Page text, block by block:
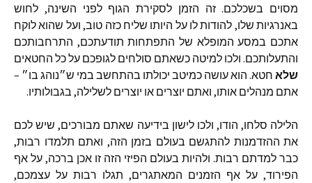
מסוים בשכלכם.זה הזמן לסקירת הגוף לפני השינה, לחוש
באנרגיות שלו, להודותלו על היותו שליח כזה טוב, ועל שהואלוקח
אתכם במסע המופלא של התפתחות תודעתכם, התרחבותכם
והתעלותכם. ולכו למיטה כשאתם סולחים לגופכם עלכל החטאים
שלא חטא. הואעושה כמיטב יכולתו בהתחשב במי ש״נוהג בו״ –
אתם מנהלים אותו, ואתם יוצרים או יוצרים לשלילה, בגבולותיו.
הלילה סלחו, הודו, ולכו לישון בידיעה שאתם מבורכים, שיש לכם
את ההזדמנות להתגשם בעולם בזמן הזה, ואתם תלמדו רבות,
כבר למדתם רבות. ולהיות בעולם הפיזי הזה זו אכן ברכה, על אף
הפירוד, על אף הזמנים המאתגרים, תגלו רבות על עצמכם,